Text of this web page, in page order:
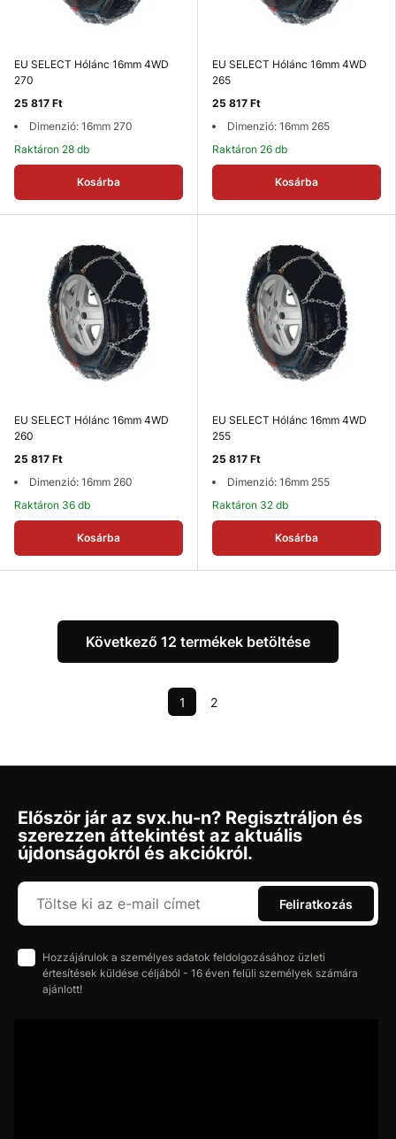
EU SELECT Hólánc 16mm 4WD
270
25 817 Ft
Dimenzió: 16mm 270
Raktáron 28 db
Kosárba
EU SELECT Hólánc 16mm 4WD
265
25 817 Ft
Dimenzió: 16mm 265
Raktáron 26 db
Kosárba
EU SELECT Hólánc 16mm 4WD
260
25 817 Ft
Dimenzió: 16mm 260
Raktáron 36 db
Kosárba
EU SELECT Hólánc 16mm 4WD
255
25 817 Ft
Dimenzió: 16mm 255
Raktáron 32 db
Kosárba
Következő 12 termékek betöltése
1 2
Először jár az svx.hu-n? Regisztráljon és
szerezzen áttekintést az aktuális
újdonságokról és akciókról.
Feliratkozás
Hozzájárulok a személyes adatok feldolgozásához üzleti
értesítések küldése céljából - 16 éven felüli személyek számára
ajánlott!